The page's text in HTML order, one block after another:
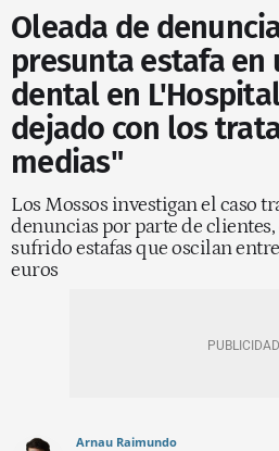
Oleada de
presunta estafa en
dental en
dejado con los
medias"
Los Mossos investigan el caso
denuncias por parte de
sufrido estafas que oscilan
euros
Arnau Raimundo